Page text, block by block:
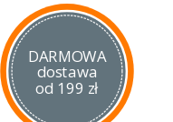
DARMOWA
dostawa
od 199 zł